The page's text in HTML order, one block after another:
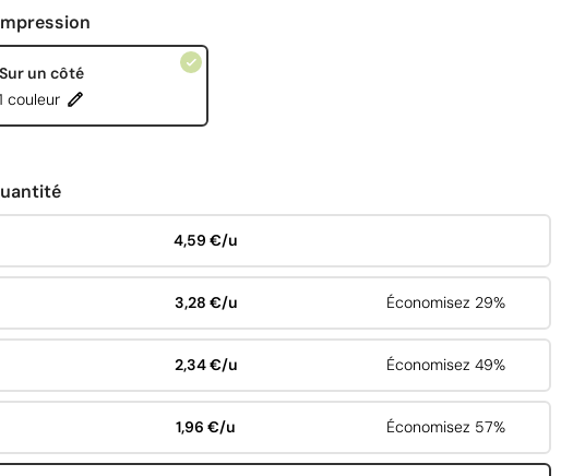
Sur un côté
couleur
4,59 €/u
3,28 €/u Économisez 29%
2,34 €/u Économisez 49%
1,96 €/u Économisez 57%